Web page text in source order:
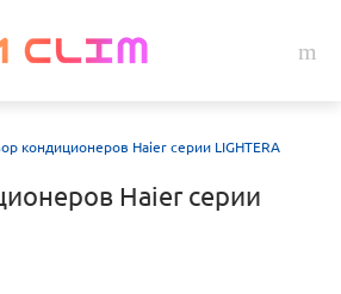
кондиционеров Haier серии LIGHTERA
Haier серии